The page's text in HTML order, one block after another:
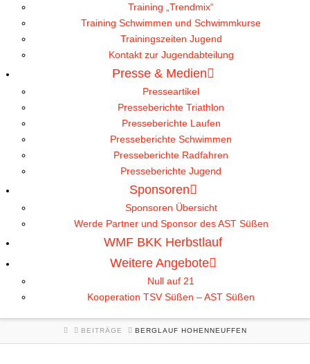
Training „Trendmix“
Training Schwimmen und Schwimmkurse
Trainingszeiten Jugend
Kontakt zur Jugendabteilung
Presse & Medien
Presseartikel
Presseberichte Triathlon
Presseberichte Laufen
Presseberichte Schwimmen
Presseberichte Radfahren
Presseberichte Jugend
Sponsoren
Sponsoren Übersicht
Werde Partner und Sponsor des AST Süßen
WMF BKK Herbstlauf
Weitere Angebote
Null auf 21
Kooperation TSV Süßen – AST Süßen
HOMEBEITRÄGE BERGLAUF HOHENNEUFFEN